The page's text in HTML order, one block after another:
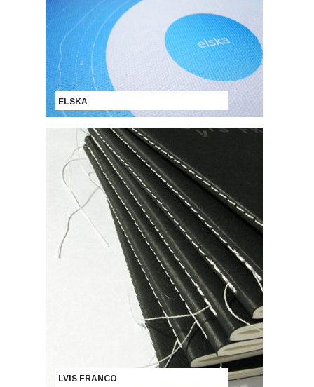
ELSKA
LVIS FRANCO